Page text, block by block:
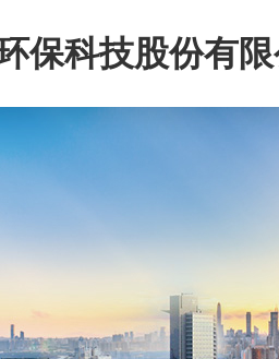
保科技股份有